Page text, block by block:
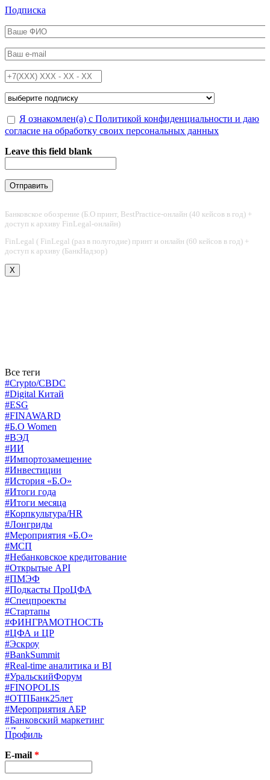
Перейти к основному содержанию
Подписка
ФИО*
Email*
Телефон*
Подписка на*
Обработка персональных данных*
Я ознакомлен(а) с Политикой конфиденциальности и даю
согласие на обработку своих персональных данных
Leave this field blank
Банковское обозрение (Б.О принт, BestPractice-онлайн (40 кейсов в год) +
доступ к архиву FinLegal-онлайн)
FinLegal ( FinLegal (раз в полугодие) принт и онлайн (60 кейсов в год) +
доступ к архиву (БанкНадзор)
X
Все теги
#Crypto/CBDC
#Digital Китай
#ESG
#FINAWARD
#Б.О Women
#ВЭД
#ИИ
#Импортозамещение
#Инвестиции
#История «Б.О»
#Итоги года
#Итоги месяца
#Корпкультура/HR
#Лонгриды
#Мероприятия «Б.О»
#МСП
#Небанковское кредитование
#Открытые API
#ПМЭФ
#Подкасты ПроЦФА
#Спецпроекты
#Стартапы
#ФИНГРАМОТНОСТЬ
#ЦФА и ЦР
#Эскроу
#BankSummit
#Real-time аналитика и BI
#УральскийФорум
#FINOPOLIS
#ОТПБанк25лет
#Мероприятия АБР
#Банковский маркетинг
#Драйверы страхования
#Финконгресс ЦБ
#PB&WM
#UX/CX
#Экосистемы
Профиль
E-mail *